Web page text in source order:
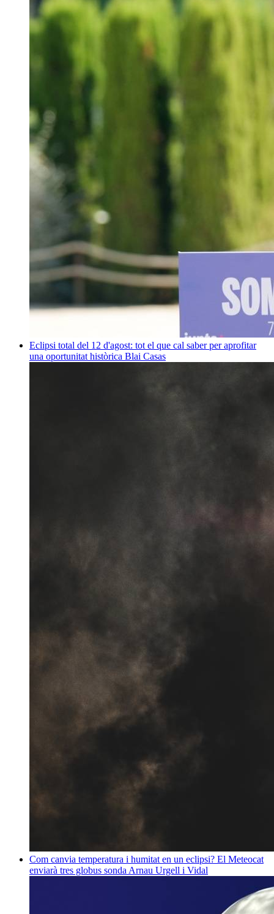
Eclipsi total del 12 d'agost: tot el que cal saber per aprofitar
una oportunitat històrica Blai Casas
Com canvia temperatura i humitat en un eclipsi? El Meteocat
enviarà tres globus sonda Arnau Urgell i Vidal